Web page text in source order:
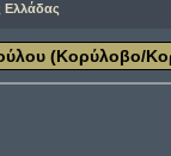
Ελλάδας
(Κορύλοβο/